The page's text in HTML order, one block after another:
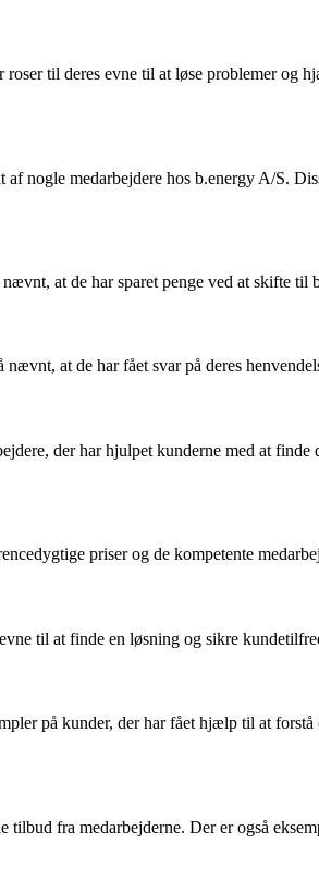
til deres evne til at løse problemer og
nogle medarbejdere hos b.energy A/S.
at de har sparet penge ved at skifte til
at de har fået svar på deres
der har hjulpet kunderne med at finde
priser og de kompetente
til at finde en løsning og sikre
på kunder, der har fået hjælp til at
fra medarbejderne. Der er også